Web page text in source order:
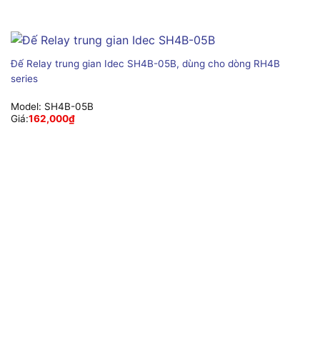
Đế Relay trung gian Idec SH4B-05B, dùng cho dòng RH4B
series
Model: SH4B-05B
Giá:162,000₫